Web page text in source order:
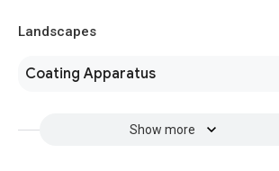
Landscapes
Coating Apparatus
Show more